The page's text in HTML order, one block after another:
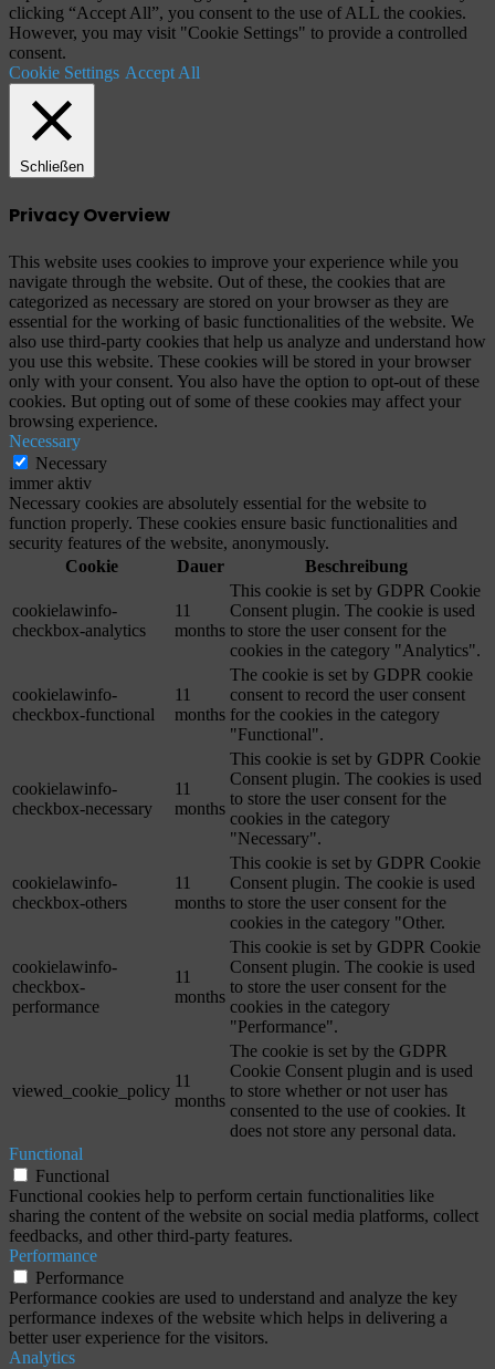
clicking “Accept All”, you consent to the use of ALL the cookies.
However, you may visit "Cookie Settings" to provide a controlled
consent.
Cookie Settings Accept All
Schließen
Privacy Overview
This website uses cookies to improve your experience while you
navigate through the website. Out of these, the cookies that are
categorized as necessary are stored on your browser as they are
essential for the working of basic functionalities of the website. We
also use third-party cookies that help us analyze and understand how
you use this website. These cookies will be stored in your browser
only with your consent. You also have the option to opt-out of these
cookies. But opting out of some of these cookies may affect your
browsing experience.
Necessary
Necessary
immer aktiv
Necessary cookies are absolutely essential for the website to
function properly. These cookies ensure basic functionalities and
security features of the website, anonymously.
Cookie
Dauer Beschreibung
cookielawinfo-
checkbox-analytics
11
months
This cookie is set by GDPR Cookie
Consent plugin. The cookie is used
to store the user consent for the
cookies in the category "Analytics".
cookielawinfo-
checkbox-functional
11
months
The cookie is set by GDPR cookie
consent to record the user consent
for the cookies in the category
"Functional".
cookielawinfo-
checkbox-necessary
11
months
This cookie is set by GDPR Cookie
Consent plugin. The cookies is used
to store the user consent for the
cookies in the category
"Necessary".
cookielawinfo-
checkbox-others
11
months
This cookie is set by GDPR Cookie
Consent plugin. The cookie is used
to store the user consent for the
cookies in the category "Other.
cookielawinfo-
checkbox-
performance
11
months
This cookie is set by GDPR Cookie
Consent plugin. The cookie is used
to store the user consent for the
cookies in the category
"Performance".
viewed_cookie_policy
11
months
The cookie is set by the GDPR
Cookie Consent plugin and is used
to store whether or not user has
consented to the use of cookies. It
does not store any personal data.
Functional
Functional
Functional cookies help to perform certain functionalities like
sharing the content of the website on social media platforms, collect
feedbacks, and other third-party features.
Performance
Performance
Performance cookies are used to understand and analyze the key
performance indexes of the website which helps in delivering a
better user experience for the visitors.
Analytics